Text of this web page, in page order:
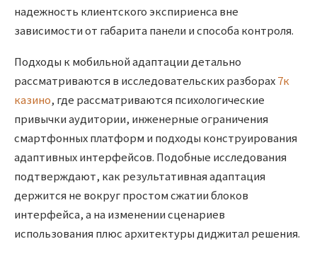
надежность клиентского экспириенса вне
зависимости от габарита панели и способа контроля.
Подходы к мобильной адаптации детально
рассматриваются в исследовательских разборах7к
казино, где рассматриваются психологические
привычки аудитории, инженерные ограничения
смартфонных платформ и подходы конструирования
адаптивных интерфейсов. Подобные исследования
подтверждают, как результативная адаптация
держится не вокруг простом сжатии блоков
интерфейса, а на изменении сценариев
использования плюс архитектуры диджитал решения.